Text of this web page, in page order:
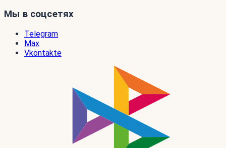
Мы в соцсетях
Telegram
Max
Vkontakte